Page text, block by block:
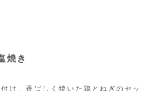
焼き
け、香ばしく焼いた鶏とねぎのセッ